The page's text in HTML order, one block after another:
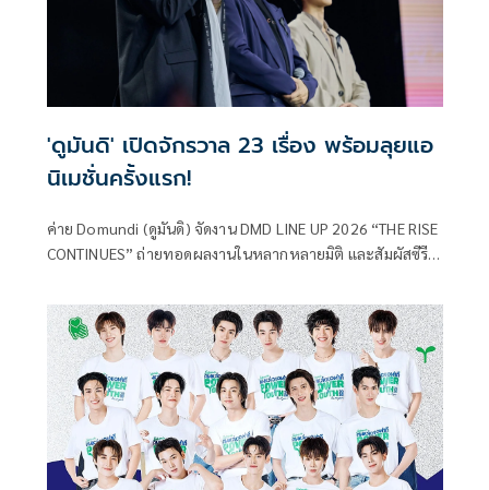
'ดูมันดิ' เปิดจักรวาล 23 เรื่อง พร้อมลุยแอ
นิเมชั่นครั้งแรก!
ค่าย Domundi (ดูมันดิ) จัดงาน DMD LINE UP 2026 “THE RISE
CONTINUES” ถ่ายทอดผลงานในหลากหลายมิติ และสัมผัสซีรีส์
ที่โดดเด่นด้วยศักยภาพการผลิต และแนวคิดสร้างสรรค์ที่แตก
ต่าง พร้อมแล้วที่จะพาทุก ๆ ท่าน ไปรับประสบการณ์ครั้งใหม่